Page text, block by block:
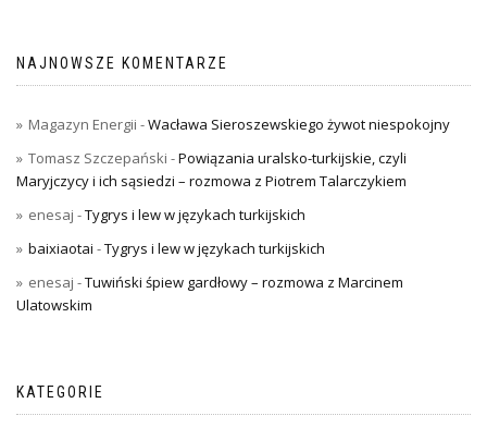
NAJNOWSZE KOMENTARZE
Magazyn Energii -Wacława Sieroszewskiego żywot niespokojny
Tomasz Szczepański -Powiązania uralsko-turkijskie, czyli
Maryjczycy i ich sąsiedzi – rozmowa z Piotrem Talarczykiem
enesaj -Tygrys i lew w językach turkijskich
baixiaotai -Tygrys i lew w językach turkijskich
enesaj -Tuwiński śpiew gardłowy – rozmowa z Marcinem
Ulatowskim
KATEGORIE